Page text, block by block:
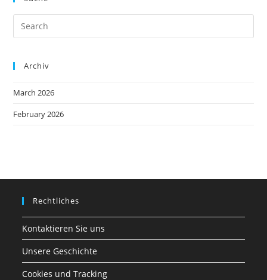
Archiv
March 2026
February 2026
Rechtliches
Kontaktieren Sie uns
Unsere Geschichte
Cookies und Tracking